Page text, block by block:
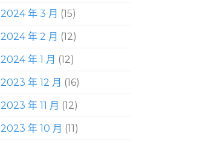
2024 年 3 月 (15)
2024 年 2 月 (12)
2024 年 1 月 (12)
2023 年 12 月 (16)
2023 年 11 月 (12)
2023 年 10 月 (11)